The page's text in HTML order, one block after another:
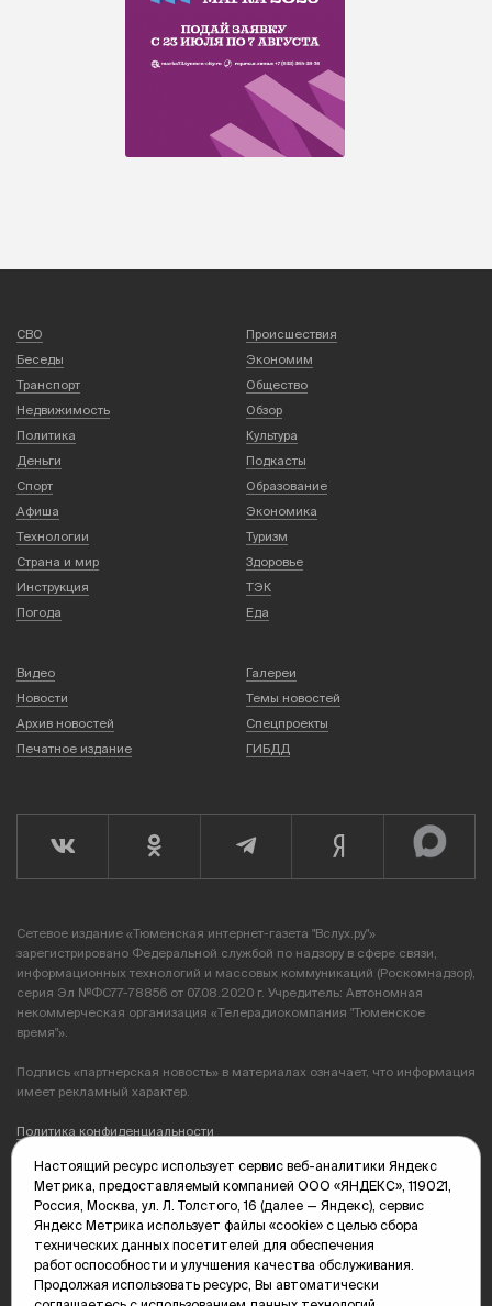
СВО
Происшествия
Беседы
Экономим
Транспорт
Общество
Недвижимость
Обзор
Политика
Культура
Деньги
Подкасты
Спорт
Образование
Афиша
Экономика
Технологии
Туризм
Страна и мир
Здоровье
Инструкция
ТЭК
Погода
Еда
Видео
Галереи
Новости
Темы новостей
Архив новостей
Спецпроекты
Печатное издание
ГИБДД
Сетевое издание «Тюменская интернет-газета "Вслух.ру"»
зарегистрировано Федеральной службой по надзору в сфере связи,
информационных технологий и массовых коммуникаций (Роскомнадзор),
серия Эл №ФС77-78856 от 07.08.2020 г. Учредитель: Автономная
некоммерческая организация «Телерадиокомпания "Тюменское
время"».
Подпись «партнерская новость» в материалах означает, что информация
имеет рекламный характер.
Политика конфиденциальности
Редакция: 625035, Тюмень, пр. Геологоразведчиков, 28А
(3452) 68-89-05
edit@vsluh.ru
Главный редактор: Панкина Т.Ю.
kika@vsluh.ru
Настоящий ресурс использует сервис веб-аналитики Яндекс
Метрика, предоставляемый компанией ООО «ЯНДЕКС», 119021,
Россия, Москва, ул. Л. Толстого, 16 (далее — Яндекс), сервис
Яндекс Метрика использует файлы «cookie» с целью сбора
технических данных посетителей для обеспечения
работоспособности и улучшения качества обслуживания.
Продолжая использовать ресурс, Вы автоматически